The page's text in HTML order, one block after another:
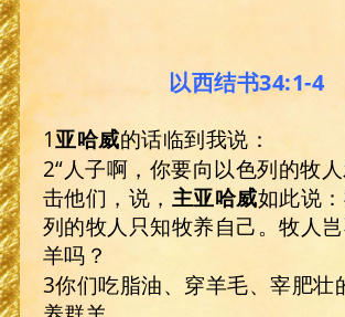
以西结书34:1-4
1 亚哈威的话临到我说：
2“人子啊，你要向以色列的牧
击他们，说， 主亚哈威如此说
列的牧人只知牧养自己。牧人
羊吗？
3你们吃脂油、穿羊毛、宰肥壮